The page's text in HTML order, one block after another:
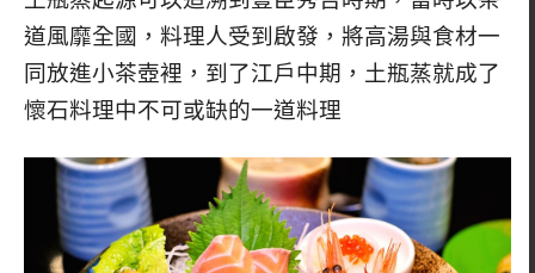
道風靡全國，料理人受到啟發，將高湯與食材一
同放進小茶壺裡，到了江戶中期，土瓶蒸就成了
懷石料理中不可或缺的一道料理